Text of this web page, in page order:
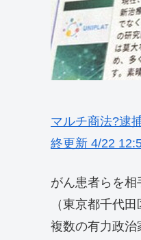
マルチ商法?逮
終更新 4/22
がん患者らを相
（東京都千代
複数の有力政治